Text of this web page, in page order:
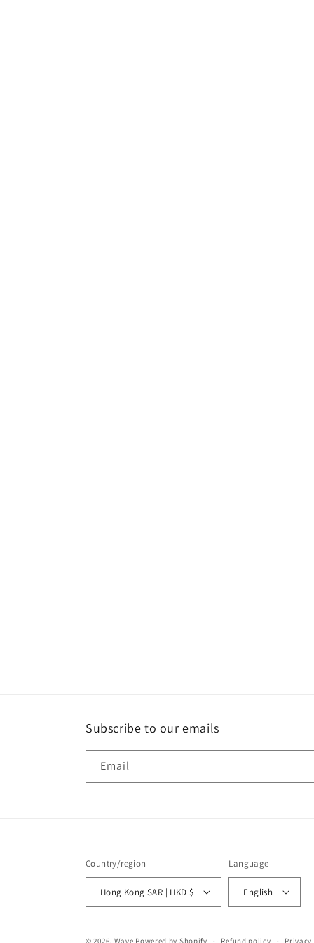
Subscribe to our emails
Email
Country/region
Hong Kong SAR | HKD $
Language
English
© 2026, Wave Powered by Shopify Refund policy